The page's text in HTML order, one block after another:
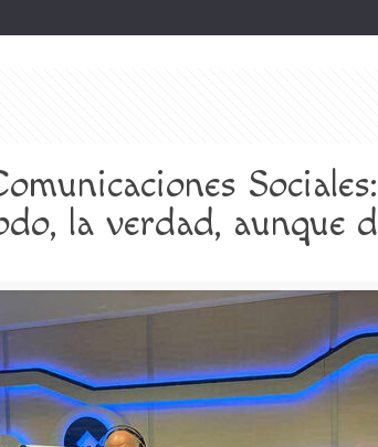
la verdad, aunque